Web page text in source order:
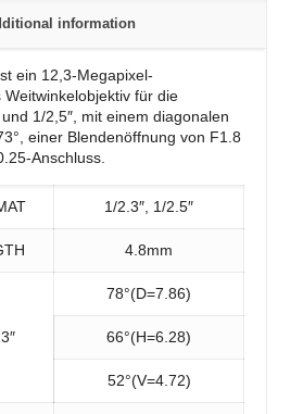
information
ein 12,3-Megapixel-
für die
1/2,5″, mit einem diagonalen
einer Blendenöffnung von F1.8
Anschluss.
1/2.3″, 1/2.5″
4.8mm
78°(D=7.86)
66°(H=6.28)
52°(V=4.72)